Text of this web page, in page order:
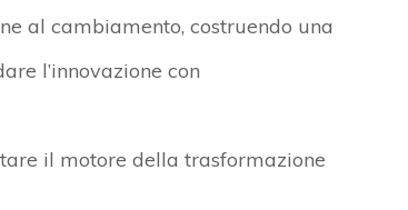
al cambiamento, costruendo una
l’innovazione con
il motore della trasformazione